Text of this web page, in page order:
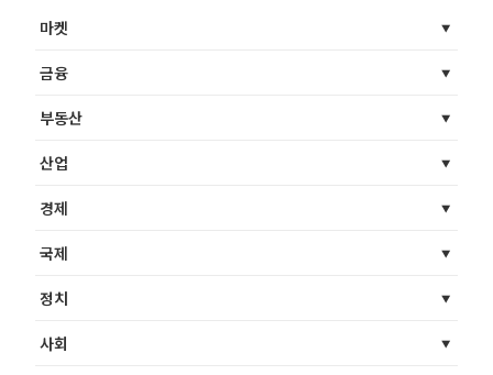
마켓
금융
부동산
산업
경제
국제
정치
사회